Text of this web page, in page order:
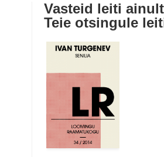
Vasteid leiti
Teie otsingule